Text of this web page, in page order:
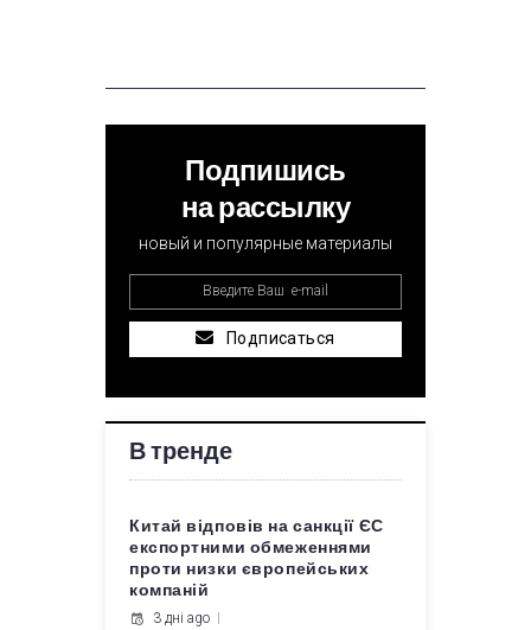
Подпишись
на рассылку
новый и популярные материалы
Подписаться
В тренде
Китай відповів на санкції ЄС
експортними обмеженнями
проти низки європейських
компаній
3 дні ago